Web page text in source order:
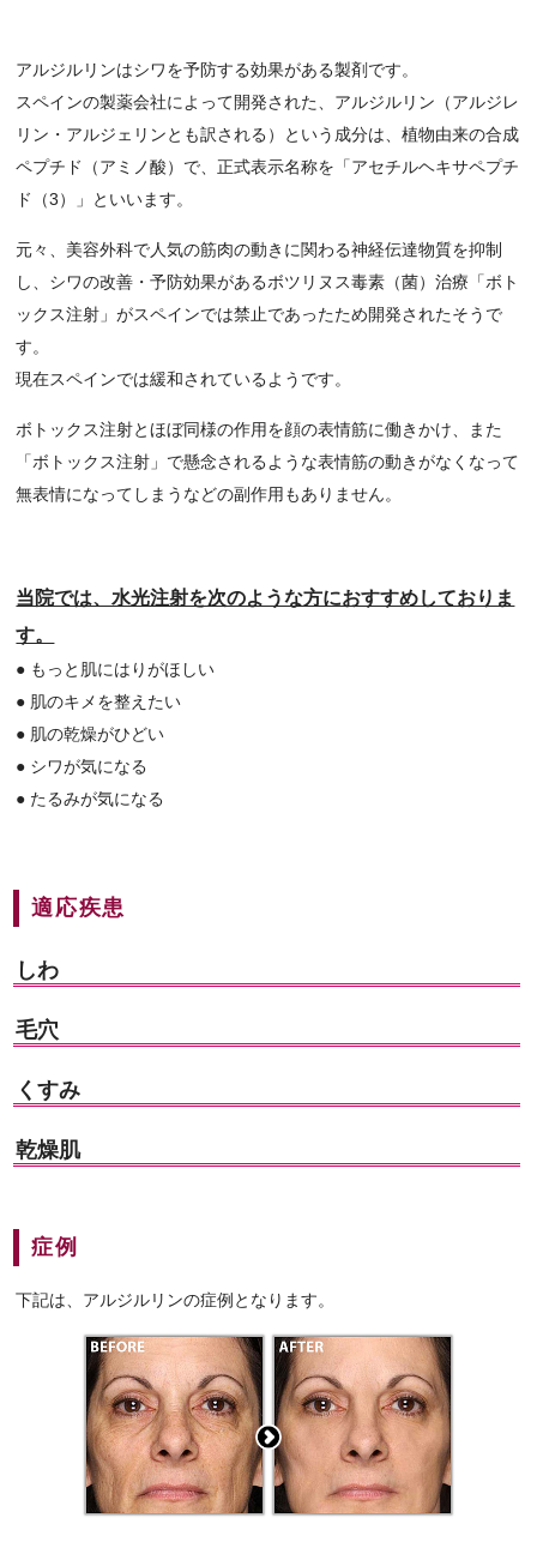
アルジルリンはシワを予防する効果がある製剤です。
スペインの製薬会社によって開発された、アルジルリン（アルジレ
リン・アルジェリンとも訳される）という成分は、植物由来の合成
ペプチド（アミノ酸）で、正式表示名称を「アセチルヘキサペプチ
ド（3）」といいます。
元々、美容外科で人気の筋肉の動きに関わる神経伝達物質を抑制
し、シワの改善・予防効果があるボツリヌス毒素（菌）治療「ボト
ックス注射」がスペインでは禁止であったため開発されたそうで
す。
現在スペインでは緩和されているようです。
ボトックス注射とほぼ同様の作用を顔の表情筋に働きかけ、また
「ボトックス注射」で懸念されるような表情筋の動きがなくなって
無表情になってしまうなどの副作用もありません。
当院では、水光注射を次のような方におすすめしておりま
す。
● もっと肌にはりがほしい
● 肌のキメを整えたい
● 肌の乾燥がひどい
● シワが気になる
● たるみが気になる
適応疾患
しわ
毛穴
くすみ
乾燥肌
症例
下記は、アルジルリンの症例となります。